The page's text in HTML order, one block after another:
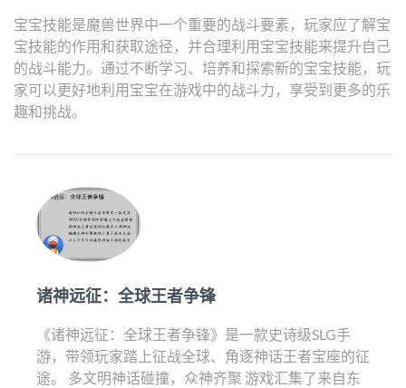
宝宝技能是魔兽世界中一个重要的战斗要素，玩家应了解宝
宝技能的作用和获取途径，并合理利用宝宝技能来提升自己
的战斗能力。通过不断学习、培养和探索新的宝宝技能，玩
家可以更好地利用宝宝在游戏中的战斗力，享受到更多的乐
趣和挑战。
诸神远征：全球王者争锋
《诸神远征：全球王者争锋》是一款史诗级SLG手
游，带领玩家踏上征战全球、角逐神话王者宝座的征
途。 多文明神话碰撞，众神齐聚 游戏汇集了来自东